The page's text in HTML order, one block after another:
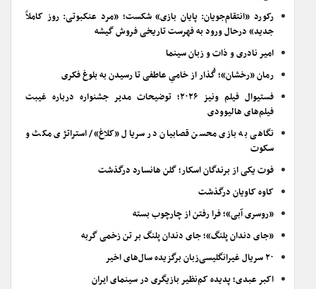
رکورد «انتقام‌جویان: پایان بازی» شکست؛ «مرد عنکبوتی: روز کاملاً
جدید» درحال ورود به فهرست تاریخی فروش گیشه
امیر نادری و ذات و زبان سینما
رمان «رخشان»؛ گُذار از خامیِ عاطفی تا رسیدن به بلوغ فکری
فستیوال فیلم ونیز ۲۰۲۶؛ توضیحات مدیر جشنواره درباره غیبت
فیلم‌های هالیوودی
نگاهی به بازی محسن قصابیان در سریال «کلاغ»/ استراتژی مکث و
سکوت
فوت یکی از برندگان اسکار؛ گلن هانسارد درگذشت
کاوه کاویان درگذشت
«روسری آبی»؛ فرا رفتن از چارچوب بسته
«جای دندان پلنگ»؛ جای دندان پلنگ بر تن زخمی گربه
۲۰ سریال غیرانگلیسی‌زبان برگزیده سال‌های اخیر
اکبر عبدی؛ پدیده کم‌نظیر بازیگری در سینمای ایران